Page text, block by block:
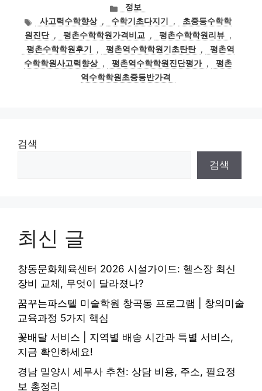
카
테
고
리
정보
태
그
사고력수학향상 , 수학기초다지기 ,
초중등수학학
원진단 , 평촌수학학원가격비교 , 평촌수학학원리뷰 ,
평촌수학학원후기
, 평촌역수학학원기초탄탄 ,
평촌역
수학학원사고력향상 , 평촌역수학학원진단평가 ,
평촌
역수학학원초중등반가격
검색
검색
최신 글
창동문화체육센터 2026 시설가이드: 헬스장 최신
장비 교체, 무엇이 달라졌나?
꿈꾸는파스텔 미술학원 창곡동 프로그램 | 창의미술
교육과정 5가지 핵심
꽃배달 서비스 | 지역별 배송 시간과 특별 서비스,
지금 확인하세요!
경남 밀양시 세무사 추천: 상담 비용, 주소, 필요정
보 총정리